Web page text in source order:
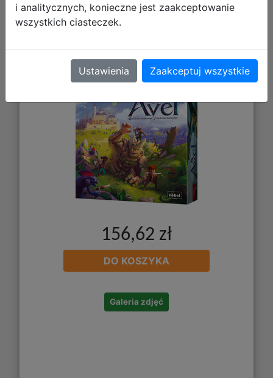
Kroniki Zamku Avel
156,62 zł
DO KOSZYKA
Galeria zdjęć
i analitycznych, konieczne jest zaakceptowanie
wszystkich ciasteczek.
Ustawienia Zaakceptuj wszystkie